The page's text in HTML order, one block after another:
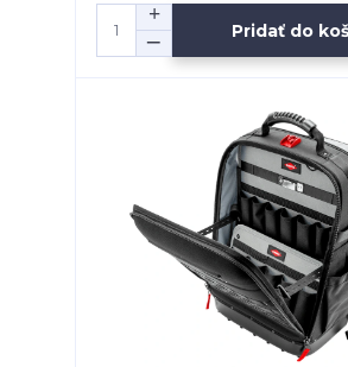
Pridať do